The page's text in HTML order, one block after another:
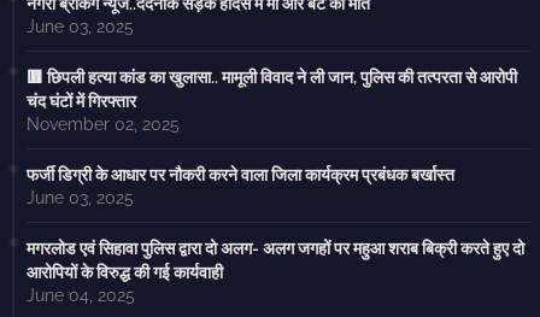
June 03, 2025
🟥 छिपली हत्या कांड का खुलासा.. मामूली विवाद ने ली जान, पुलिस की तत्परता से आरोपी
चंद घंटों में गिरफ्तार
November 02, 2025
फर्जी डिग्री के आधार पर नौकरी करने वाला जिला कार्यक्रम प्रबंधक बर्खास्त
June 03, 2025
मगरलोड एवं सिहावा पुलिस द्वारा दो अलग- अलग जगहों पर महुआ शराब बिक्री करते हुए दो
आरोपियों के विरुद्ध की गई कार्यवाही
June 04, 2025